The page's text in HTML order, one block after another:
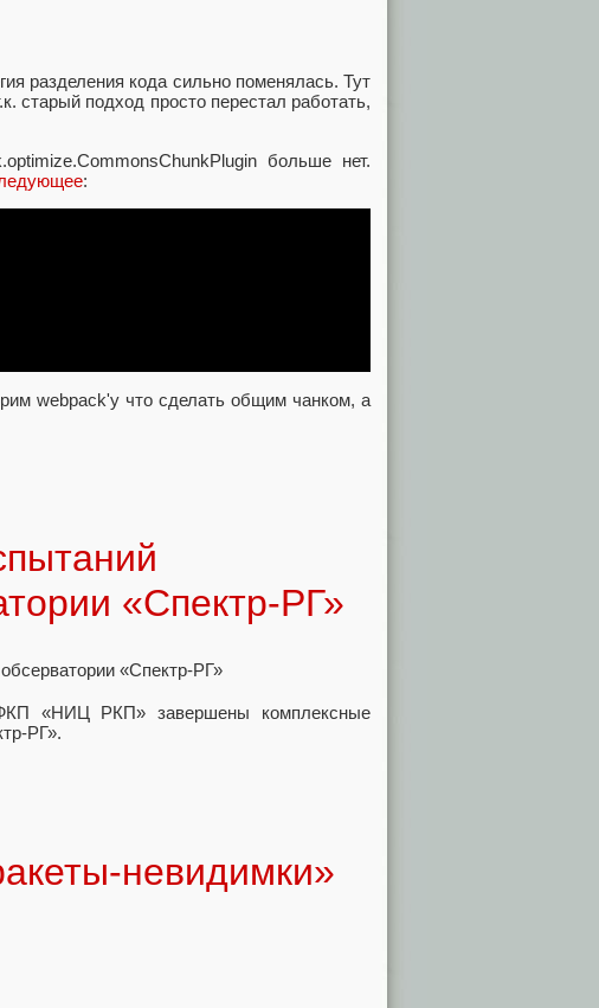
разделения кода сильно поменялась. Тут
старый подход просто перестал работать,
больше нет.
:
webpack'у что сделать общим чанком, а
«Спектр-РГ»
«НИЦ РКП» завершены комплексные
РГ».
невидимки»